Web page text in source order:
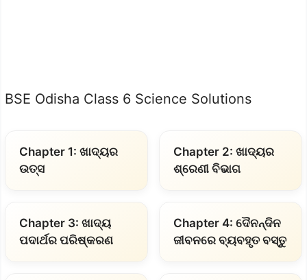
BSE Odisha Class 6 Science Solutions
Chapter 1: ଖାଦ୍ୟର
ଉତ୍ସ
Chapter 2: ଖାଦ୍ୟର
ଶ୍ରେଣୀ ବିଭାଗ
Chapter 3: ଖାଦ୍ୟ
ପଦାର୍ଥର ପରିଷ୍କରଣ
Chapter 4: ଦୈନନ୍ଦିନ
ଜୀବନରେ ବ୍ୟବହୃତ ବସ୍ତୁ